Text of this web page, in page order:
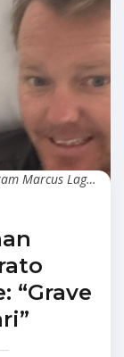
“Grave
Marcus Laggar in ospedale © Profilo Instagram Marcus Laggar